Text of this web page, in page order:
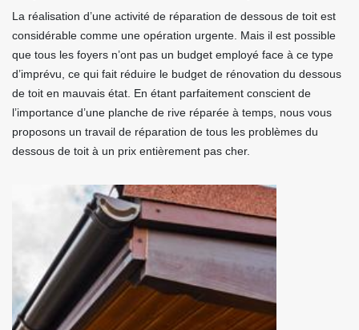
La réalisation d’une activité de réparation de dessous de toit est
considérable comme une opération urgente. Mais il est possible
que tous les foyers n’ont pas un budget employé face à ce type
d’imprévu, ce qui fait réduire le budget de rénovation du dessous
de toit en mauvais état. En étant parfaitement conscient de
l’importance d’une planche de rive réparée à temps, nous vous
proposons un travail de réparation de tous les problèmes du
dessous de toit à un prix entièrement pas cher.